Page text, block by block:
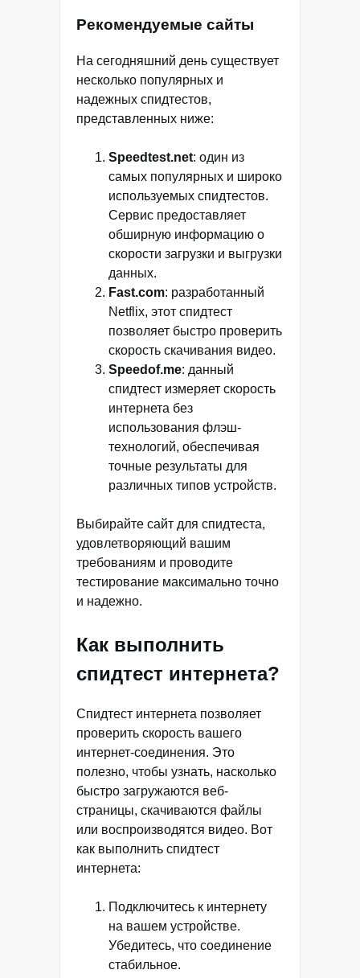
Рекомендуемые сайты
На сегодняшний день существует
несколько популярных и
надежных спидтестов,
представленных ниже:
Speedtest.net: один из
самых популярных и широко
используемых спидтестов.
Сервис предоставляет
обширную информацию о
скорости загрузки и выгрузки
данных.
Fast.com: разработанный
Netflix, этот спидтест
позволяет быстро проверить
скорость скачивания видео.
Speedof.me: данный
спидтест измеряет скорость
интернета без
использования флэш-
технологий, обеспечивая
точные результаты для
различных типов устройств.
Выбирайте сайт для спидтеста,
удовлетворяющий вашим
требованиям и проводите
тестирование максимально точно
и надежно.
Как выполнить
спидтест интернета?
Спидтест интернета позволяет
проверить скорость вашего
интернет-соединения. Это
полезно, чтобы узнать, насколько
быстро загружаются веб-
страницы, скачиваются файлы
или воспроизводятся видео. Вот
как выполнить спидтест
интернета:
Подключитесь к интернету
на вашем устройстве.
Убедитесь, что соединение
стабильное.